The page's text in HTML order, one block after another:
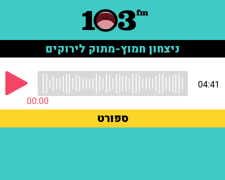
ניצחון חמוץ-מתוק לירוקים
00:00
04:41
ספורט